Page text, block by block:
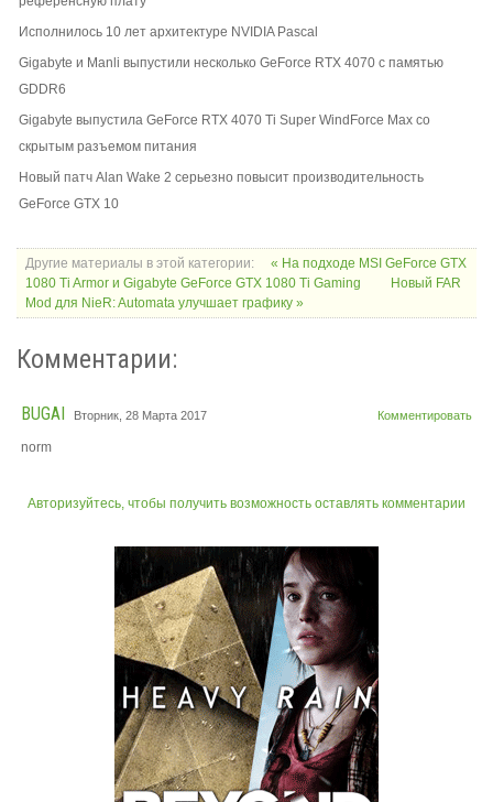
Исполнилось 10 лет архитектуре NVIDIA Pascal
Gigabyte и Manli выпустили несколько GeForce RTX 4070 с памятью
GDDR6
Gigabyte выпустила GeForce RTX 4070 Ti Super WindForce Max со
скрытым разъемом питания
Новый патч Alan Wake 2 серьезно повысит производительность
GeForce GTX 10
Другие материалы в этой категории:
« На подходе MSI GeForce GTX
1080 Ti Armor и Gigabyte GeForce GTX 1080 Ti Gaming
Новый FAR
Mod для NieR: Automata улучшает графику »
Комментарии:
Комментировать
BUGAI Вторник, 28 Марта 2017
norm
Авторизуйтесь, чтобы получить возможность оставлять комментарии